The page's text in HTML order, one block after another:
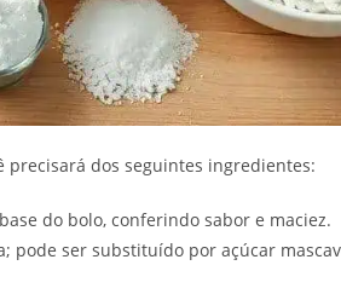
precisará dos seguintes ingredientes:
do bolo, conferindo sabor e maciez.
pode ser substituído por açúcar